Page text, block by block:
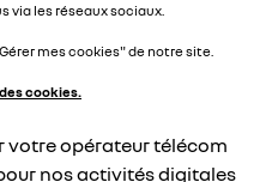
via les réseaux sociaux.
mes cookies" de notre site.
cookies.
votre opérateur télécom
nos activités digitales